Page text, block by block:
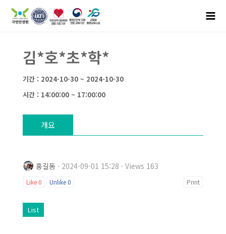
김*호*초*학*
기간 : 2024-10-30 ~ 2024-10-30
시간 : 14:00:00 ~ 17:00:00
개요
홍길동 · 2024-09-01 15:28 · Views 163
Like 0 Unlike0 Print
List